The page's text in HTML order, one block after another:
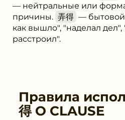
— нейтральные или
причины. 弄得 —
как вышло", "наделал
расстроил".
Правила
得 O CLAUSE